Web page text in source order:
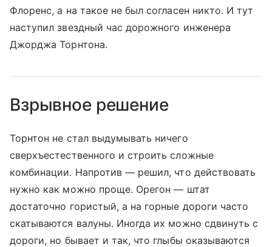
Флоренс, а на такое не был согласен никто. И тут
наступил звездный час дорожного инженера
Джорджа Торнтона.
Взрывное решение
Торнтон не стал выдумывать ничего
сверхъестественного и строить сложные
комбинации. Напротив — решил, что действовать
нужно как можно проще. Орегон — штат
достаточно гористый, а на горные дороги часто
скатываются валуны. Иногда их можно сдвинуть с
дороги, но бывает и так, что глыбы оказываются